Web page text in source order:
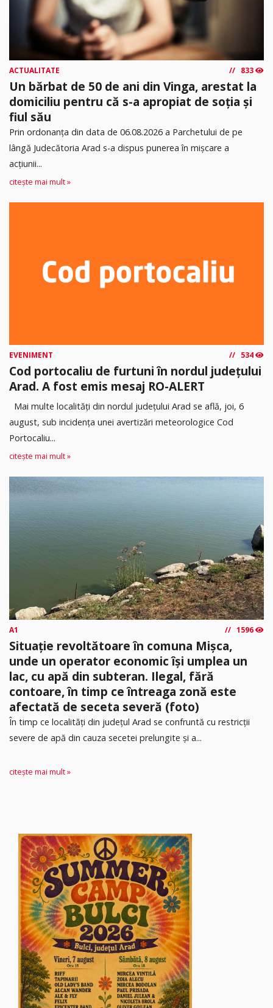
ACTUALITATE 833
Un bărbat de 50 de ani din Vinga, arestat la
domiciliu pentru că s-a apropiat de soția și
fiul său
Prin ordonanța din data de 06.08.2026 a Parchetului de pe
lângă Judecătoria Arad s-a dispus punerea în mişcare a
acţiunii...
citește mai mult »
EVENIMENT 534
Cod portocaliu de furtuni în nordul județului
Arad. A fost emis mesaj RO-ALERT
Mai multe localități din nordul județului Arad se află, joi, 6
august, sub incidența unei avertizări meteorologice Cod
Portocaliu...
citește mai mult »
A1 1596
Situație revoltătoare în comuna Mișca,
unde un operator economic își umplea un
lac, cu apă din subteran. Ilegal, fără
contoare, în timp ce întreaga zonă este
afectată de seceta severă (foto)
În timp ce localități din județul Arad se confruntă cu restricții
severe de apă din cauza secetei prelungite și a...
citește mai mult »